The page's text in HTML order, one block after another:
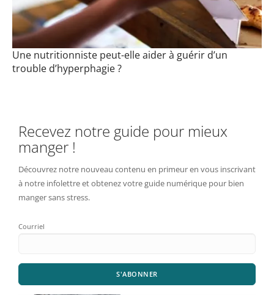
Une nutritionniste peut-elle aider à guérir d’un
trouble d’hyperphagie ?
Recevez notre guide pour mieux
manger !
Découvrez notre nouveau contenu en primeur en vous inscrivant
à notre infolettre et obtenez votre guide numérique pour bien
manger sans stress.
Courriel
S'ABONNER